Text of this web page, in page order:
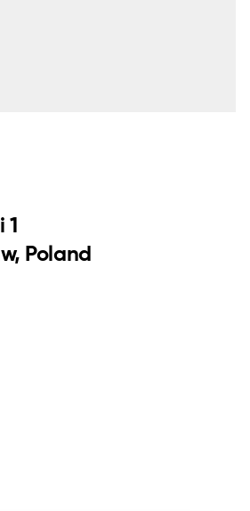
Poland